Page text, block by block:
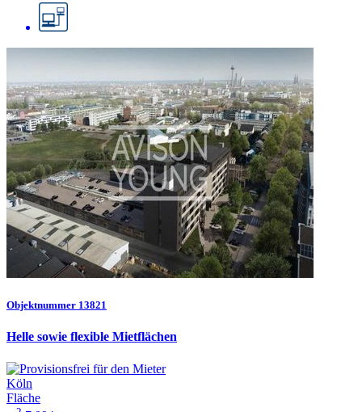
Objektnummer 13821
Helle sowie flexible Mietflächen
Köln
Fläche